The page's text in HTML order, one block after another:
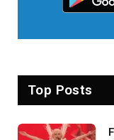
Top Posts